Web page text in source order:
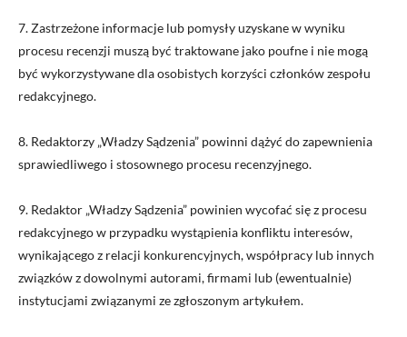
7. Zastrzeżone informacje lub pomysły uzyskane w wyniku
procesu recenzji muszą być traktowane jako poufne i nie mogą
być wykorzystywane dla osobistych korzyści członków zespołu
redakcyjnego.
8. Redaktorzy „Władzy Sądzenia” powinni dążyć do zapewnienia
sprawiedliwego i stosownego procesu recenzyjnego.
9. Redaktor „Władzy Sądzenia” powinien wycofać się z procesu
redakcyjnego w przypadku wystąpienia konfliktu interesów,
wynikającego z relacji konkurencyjnych, współpracy lub innych
związków z dowolnymi autorami, firmami lub (ewentualnie)
instytucjami związanymi ze zgłoszonym artykułem.